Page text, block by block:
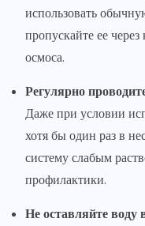
использовать
пропускайте ее
осмоса.
Регулярно
Даже при условии
хотя бы один раз в
систему слабым
профилактики.
Не оставляйте воду